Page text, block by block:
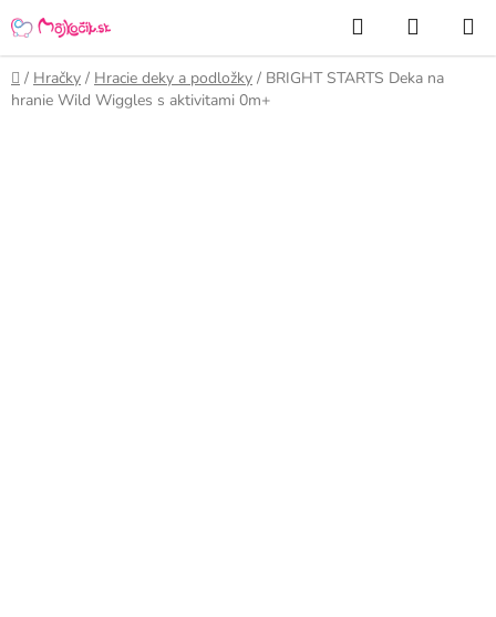
na
obsah
Hľadať
KOŠÍK
Domov
/ Hračky / Hracie deky a podložky / BRIGHT STARTS Deka na
hranie Wild Wiggles s aktivitami 0m+